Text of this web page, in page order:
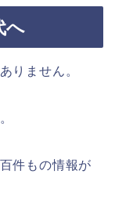
へ
りません。
件もの情報が